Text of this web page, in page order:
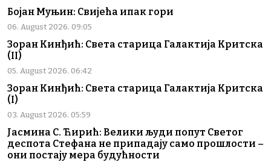
Бојан Муњин: Свијећа ипак гори
06. August 2026. 09:05
Зоран Кинђић: Света старица Галактија Критска
(II)
05. August 2026. 06:42
Зоран Кинђић: Света старица Галактија Критска
(I)
03. August 2026. 05:59
Јасмина С. Ћирић: Велики људи попут Светог
деспота Стефана не припадају само прошлости –
они постају мера будућности